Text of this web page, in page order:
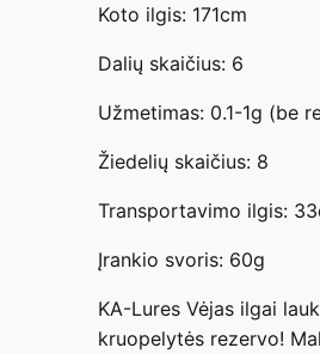
Koto ilgis: 171cm
Dalių skaičius: 6
Užmetimas: 0.1-1g (be
Žiedelių skaičius: 8
Transportavimo ilgis:
Įrankio svoris: 60g
KA-Lures Vėjas ilgai
kruopelytės rezervo!